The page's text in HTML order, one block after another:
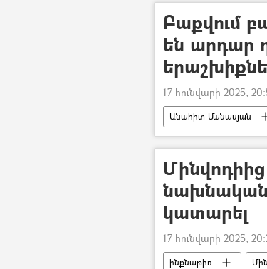
Արայիկ Հարությունյան
Բաքվում
են արդար
17 հունվարի 2025,
Անահիտ Մանասյան
Դատարան
նախնական
կատարել
17 հունվարի 2025,
ինքնաթիռ